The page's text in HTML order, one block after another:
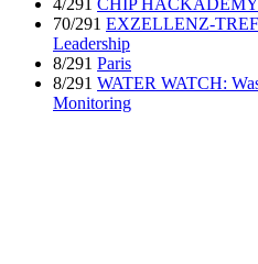
4/291 CHIP
70/291 EXZELLENZ-
Leadership
8/291 Paris
8/291 WATER WATCH:
Monitoring